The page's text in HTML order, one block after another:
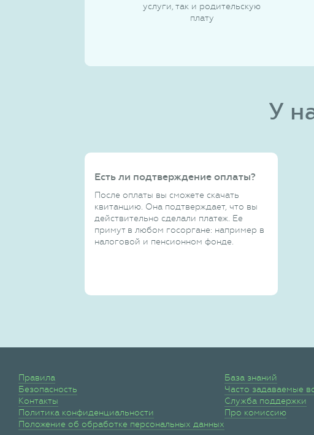
услуги, так и родительскую
плату
У
Есть ли подтверждение оплаты?
После оплаты вы сможете скачать
квитанцию. Она подтверждает, что вы
действительно сделали платеж. Ее
примут в любом госоргане: например в
налоговой и пенсионном фонде.
Правила
Безопасность
Контакты
Политика конфиденциальности
Положение об обработке персональных данных
База знаний
Часто задаваемые
Служба поддержки
Про комиссию